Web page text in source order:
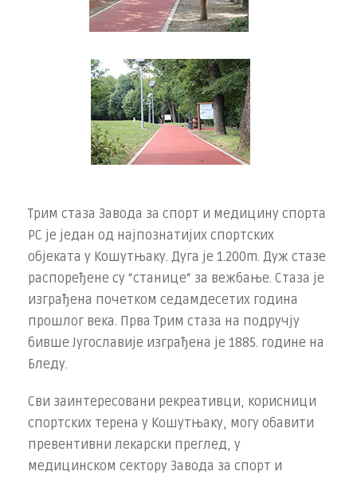
Трим стаза Завода за спорт и медицину спорта
РС је један од најпознатијих спортских
објеката у Кошутњаку. Дуга је 1.200m. Дуж стазе
распоређене су “станице“ за вежбање. Стаза је
изграђена почетком седамдесетих година
прошлог века. Прва Трим стаза на подручју
бивше Југославије изграђена је 1885. године на
Бледу.
Сви заинтересовани рекреативци, корисници
спортских терена у Кошутњаку, могу обавити
превентивни лекарски преглед, у
медицинском сектору Завода за спорт и